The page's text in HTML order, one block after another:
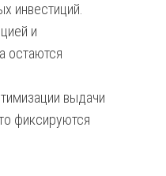
инвестиций.
и
остаются
выдачи
фиксируются